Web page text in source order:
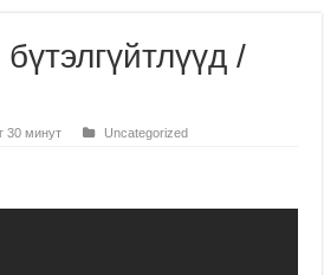
/
30 минут Uncategorized